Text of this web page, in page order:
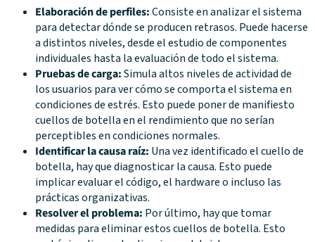
Elaboración de perfiles:Consiste en analizar el sistema
para detectar dónde se producen retrasos. Puede hacerse
a distintos niveles, desde el estudio de componentes
individuales hasta la evaluación de todo el sistema.
Pruebas de carga:Simula altos niveles de actividad de
los usuarios para ver cómo se comporta el sistema en
condiciones de estrés. Esto puede poner de manifiesto
cuellos de botella en el rendimiento que no serían
perceptibles en condiciones normales.
Identificar la causa raíz: Una vez identificado el cuello de
botella, hay que diagnosticar la causa. Esto puede
implicar evaluar el código, el hardware o incluso las
prácticas organizativas.
Resolver el problema: Por último, hay que tomar
medidas para eliminar estos cuellos de botella. Esto